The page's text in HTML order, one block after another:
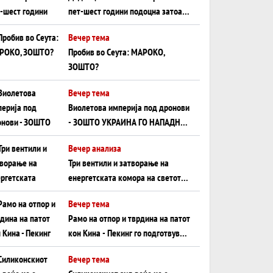
пет-шест години подоцна затоа
што НЕМААТ ВНУЦИ ДА ГИ
ЗАМЕНАТ
Вечер тема
Пробив во Сеута: МАРОКО,
ЗОШТО?
Вечер тема
Виолетова империја под дронови
- ЗОШТО УКРАИНА ГО НАПАДНА
РУСКИОТ WILDBERRIES
Вечер анализа
Три вентили и затворање на
енергетската комора на светот:
Нападот во Суец најавува
глобален енергетски инфаркт?
Вечер тема
Рамо на отпор и тврдина на патот
кон Кина - Пекинг го подготвува
Иран за американска копнена
инвазија
Вечер тема